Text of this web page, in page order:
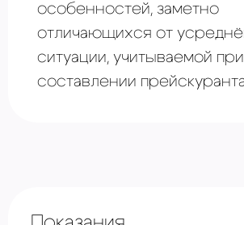
особенностей, заметно
отличающихся от
ситуации, учитываемой при
составлении